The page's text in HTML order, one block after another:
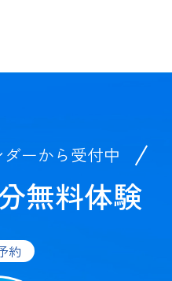
ーから受付中
無料体験
約